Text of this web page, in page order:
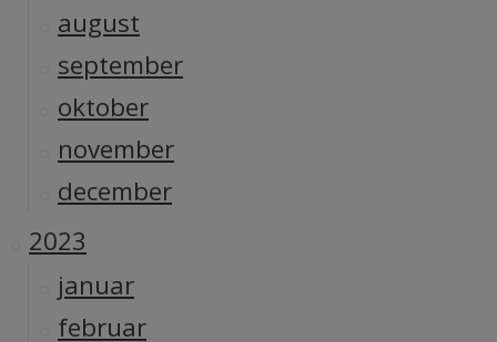
august
september
oktober
november
december
2023
januar
februar